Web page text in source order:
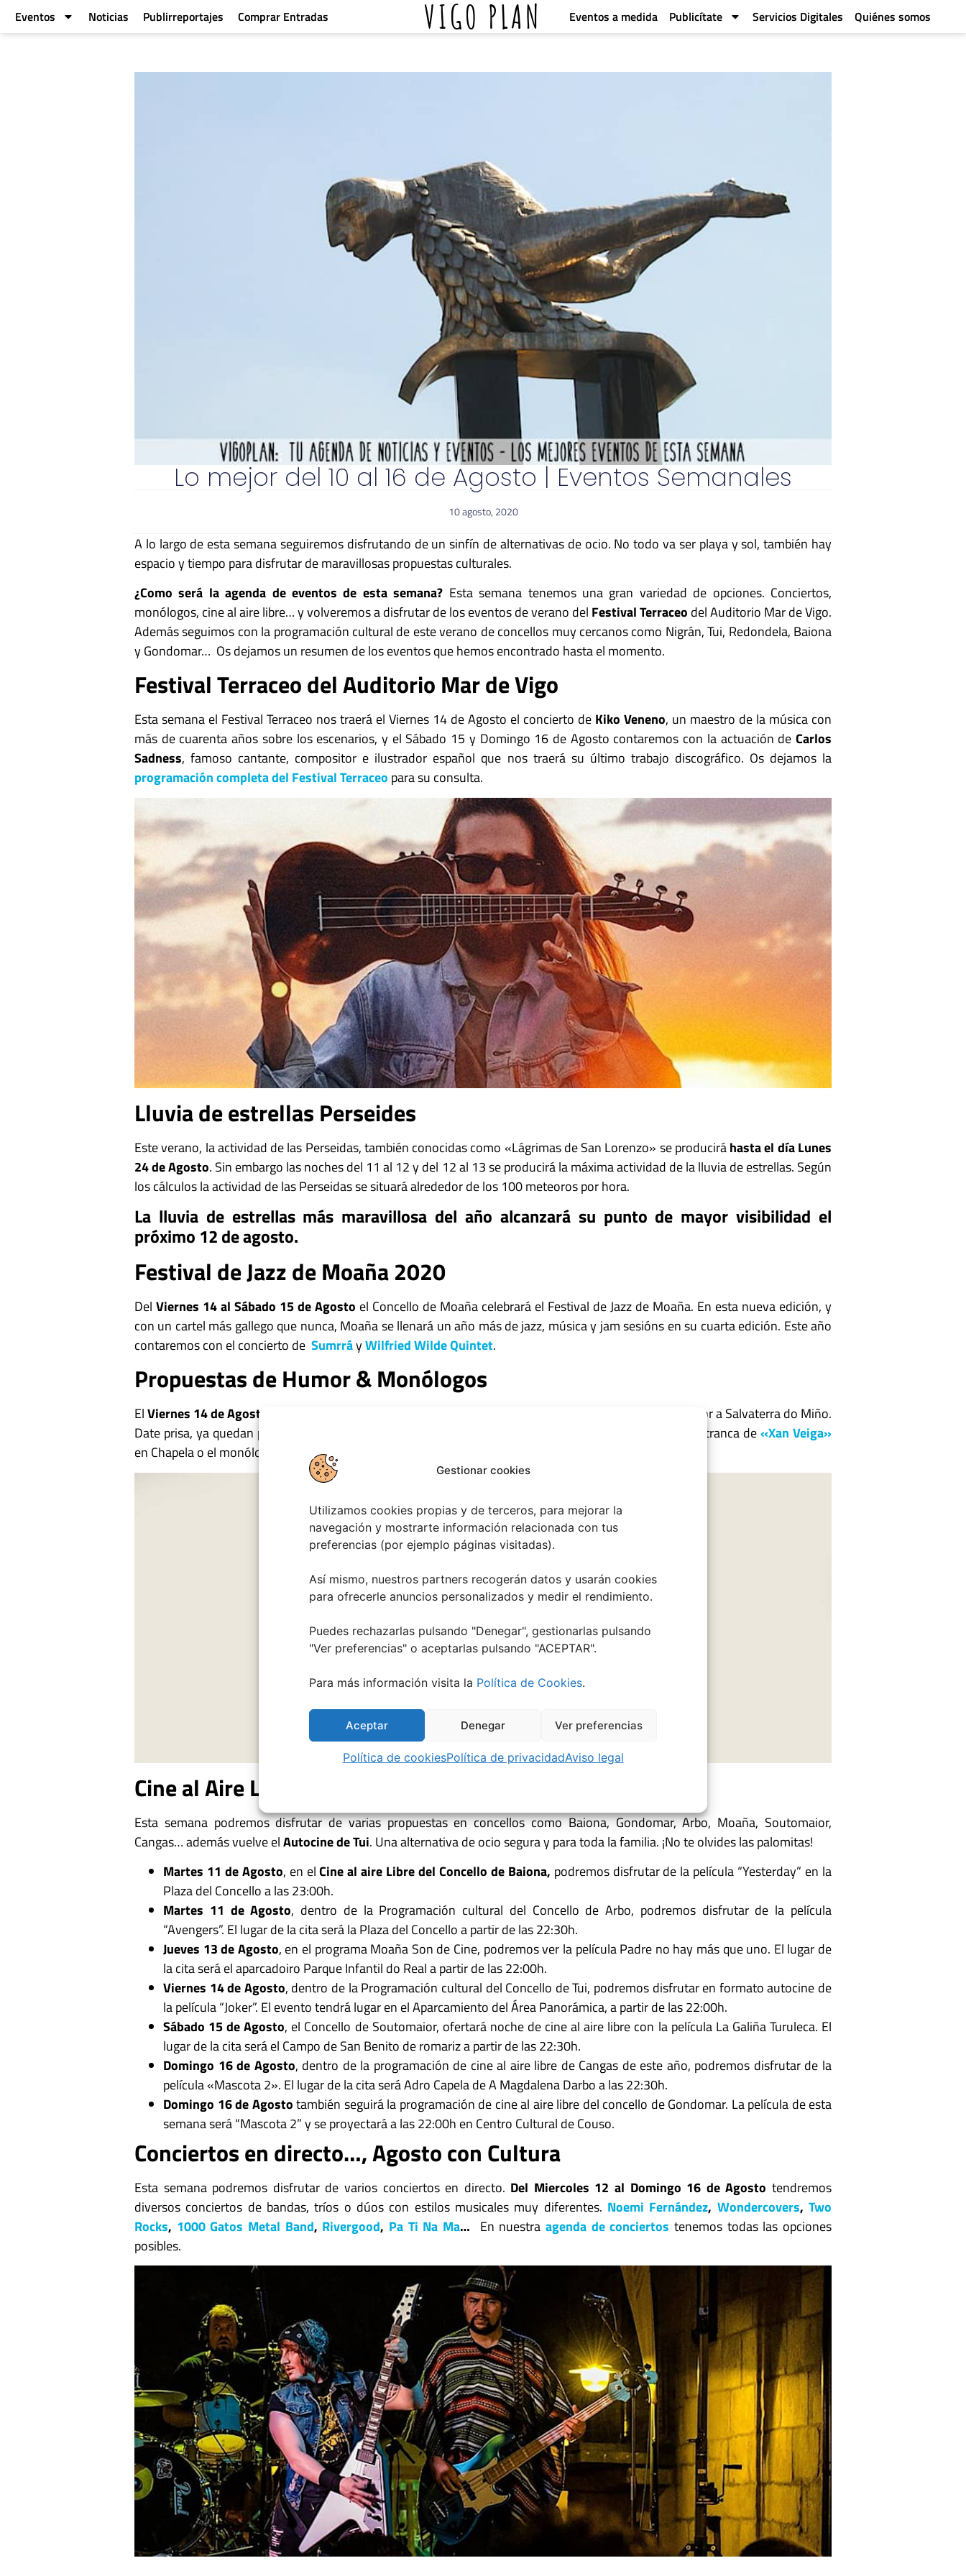
Gestionar cookies
Utilizamos cookies propias y de terceros, para mejorar la
navegación y mostrarte información relacionada con tus
preferencias (por ejemplo páginas visitadas).
Así mismo, nuestros partners recogerán datos y usarán cookies
para ofrecerle anuncios personalizados y medir el rendimiento.
Puedes rechazarlas pulsando "Denegar", gestionarlas pulsando
"Ver preferencias" o aceptarlas pulsando "ACEPTAR".
Para más información visita la Política de Cookies.
Aceptar Denegar Ver preferencias
Política de cookiesPolítica de privacidadAviso legal
Eventos Noticias Publirreportajes Comprar Entradas VIGO PLAN Eventos a medida Publicítate Servicios Digitales Quiénes somos
Lo mejor del 10 al 16 de Agosto | Eventos Semanales
10 agosto, 2020
A lo largo de esta semana seguiremos disfrutando de un sinfín de alternativas de ocio. No todo va ser playa y sol, también hay
espacio y tiempo para disfrutar de maravillosas propuestas culturales.
¿Como será la agenda de eventos de esta semana? Esta semana tenemos una gran variedad de opciones. Conciertos,
monólogos, cine al aire libre… y volveremos a disfrutar de los eventos de verano del Festival Terraceo del Auditorio Mar de Vigo.
Además seguimos con la programación cultural de este verano de concellos muy cercanos como Nigrán, Tui, Redondela, Baiona
y Gondomar… Os dejamos un resumen de los eventos que hemos encontrado hasta el momento.
Festival Terraceo del Auditorio Mar de Vigo
Esta semana el Festival Terraceo nos traerá el Viernes 14 de Agosto el concierto de Kiko Veneno, un maestro de la música con
más de cuarenta años sobre los escenarios, y el Sábado 15 y Domingo 16 de Agosto contaremos con la actuación de Carlos
Sadness, famoso cantante, compositor e ilustrador español que nos traerá su último trabajo discográfico. Os dejamos la
programación completa del Festival Terraceo para su consulta.
Lluvia de estrellas Perseides
Este verano, la actividad de las Perseidas, también conocidas como «Lágrimas de San Lorenzo» se produciráhasta el día Lunes
24 de Agosto. Sin embargo las noches del 11 al 12 y del 12 al 13 se producirá la máxima actividad de la lluvia de estrellas. Según
los cálculos la actividad de las Perseidas se situará alrededor de los 100 meteoros por hora.
La lluvia de estrellas más maravillosa del año alcanzará su punto de mayor visibilidad el
próximo 12 de agosto.
Festival de Jazz de Moaña 2020
Del Viernes 14 al Sábado 15 de Agosto el Concello de Moaña celebrará el Festival de Jazz de Moaña. En esta nueva edición, y
con un cartel más gallego que nunca, Moaña se llenará un año más de jazz, música y jam sesións en su cuarta edición. Este año
contaremos con el concierto de SumrráyWilfried Wilde Quintet.
Propuestas de Humor & Monólogos
ElViernes 14 de Agosto
volverá a Galicia con su inconfundible humor a Salvaterra do Miño.
Date prisa, ya quedan pocas entradas. Y el
habrá dos alternativas: La noche de retranca de«Xan Veiga»
en Chapela o el monólogo de
«Moskis»
Cine al Aire Libre 7 propuestas en 7 concellos
Esta semana podremos disfrutar de varias propuestas en concellos como Baiona, Gondomar, Arbo, Moaña, Soutomaior,
Cangas… además vuelve elAutocine de Tui. Una alternativa de ocio segura y para toda la familia. ¡No te olvides las palomitas!
Martes 11 de Agosto, en elCine al aire Libre del Concello de Baiona, podremos disfrutar de la película “Yesterday” en la
Plaza del Concello a las 23:00h.
Martes 11 de Agosto, dentro de la Programación cultural del Concello de Arbo, podremos disfrutar de la película
“Avengers”. El lugar de la cita será la Plaza del Concello a partir de las 22:30h.
Jueves 13 de Agosto, en el programa Moaña Son de Cine, podremos ver la película Padre no hay más que uno. El lugar de
la cita será el aparcadoiro Parque Infantil do Real a partir de las 22:00h.
Viernes 14 de Agosto, dentro de la Programación cultural del Concello de Tui, podremos disfrutar en formato autocine de
la película “Joker”. El evento tendrá lugar en el Aparcamiento del Área Panorámica, a partir de las 22:00h.
Sábado 15 de Agosto, el Concello de Soutomaior, ofertará noche de cine al aire libre con la película La Galiña Turuleca. El
lugar de la cita será el Campo de San Benito de romariz a partir de las 22:30h.
Domingo 16 de Agosto, dentro de la programación de cine al aire libre de Cangas de este año, podremos disfrutar de la
película «Mascota 2». El lugar de la cita será Adro Capela de A Magdalena Darbo a las 22:30h.
Domingo 16 de Agostotambién seguirá la programación de cine al aire libre del concello de Gondomar. La película de esta
semana será “Mascota 2” y se proyectará a las 22:00h en Centro Cultural de Couso.
Conciertos en directo…, Agosto con Cultura
Esta semana podremos disfrutar de varios conciertos en directo. Del Miercoles 12 al Domingo 16 de Agosto tendremos
diversos conciertos de bandas, tríos o dúos con estilos musicales muy diferentes. Noemi Fernández, Wondercovers,Two
Rocks, 1000 Gatos Metal Band, Rivergood, Pa Ti Na Ma… En nuestra agenda de conciertos tenemos todas las opciones
posibles.